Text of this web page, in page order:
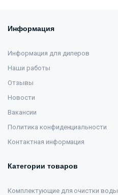
Информация
Информация для дилеров
Наши работы
Отзывы
Новости
Вакансии
Политика конфиденциальности
Контактная информация
Категории товаров
Комплектующие для очистки воды